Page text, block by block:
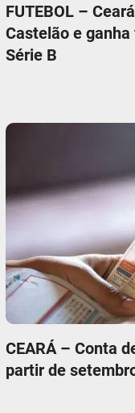
FUTEBOL –
Castelão e
Série B
CEARÁ – Conta
partir de